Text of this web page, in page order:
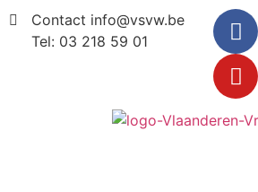
Contact info@vsvw.be
Tel: 03 218 59 01